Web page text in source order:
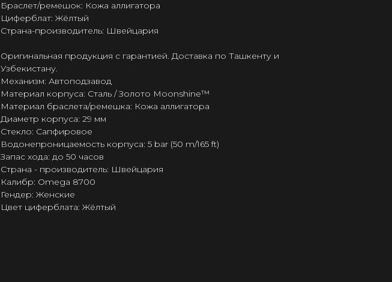
Браслет/ремешок: Кожа аллигатора
Циферблат: Жёлтый
Страна-производитель: Швейцария
Оригинальная продукция с гарантией. Доставка по Ташкенту и
Узбекистану.
Механизм: Автоподзавод
Материал корпуса: Сталь / Золото Moonshine™
Материал браслета/ремешка: Кожа аллигатора
Диаметр корпуса: 29 мм
Стекло: Сапфировое
Водонепроницаемость корпуса: 5 bar (50 m/165 ft)
Запас хода: до 50 часов
Страна - производитель: Швейцария
Калибр: Omega 8700
Гендер: Женские
Цвет циферблата: Жёлтый